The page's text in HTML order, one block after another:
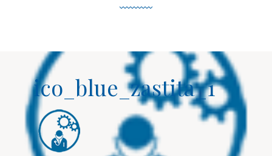
ico_blue_zastita_1